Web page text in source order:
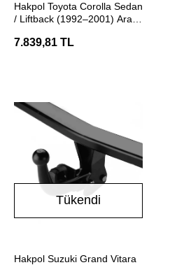
Hakpol Toyota Corolla Sedan
/ Liftback (1992–2001) Araç
7.839,81 TL
Tükendi
Hakpol Suzuki Grand Vitara